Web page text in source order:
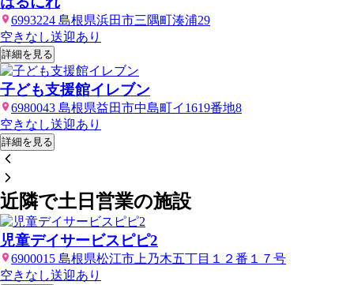
6993224 島根県浜田市三隅町湊浦29
空きなし送迎あり
詳細を見る
子ども支援館イレブン
6980043 島根県益田市中島町イ1619番地8
空きなし送迎あり
詳細を見る
近隣で土日営業の施設
児童デイサービスピピ2
6900015 島根県松江市上乃木五丁目１２番１７号
空きなし送迎あり